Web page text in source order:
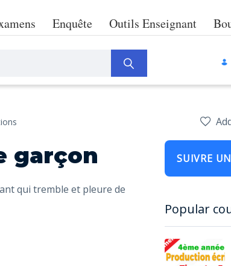
Enquête Outils Enseignant
garçon
qui tremble et pleure de
SUIVRE
Popular